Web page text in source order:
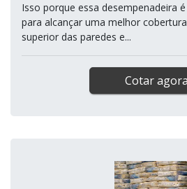
Isso porque essa desempenadeira
para alcançar uma melhor
superior das paredes e...
Cotar agora